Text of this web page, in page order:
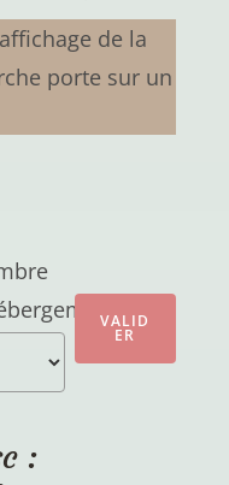
de la
porte sur un
: